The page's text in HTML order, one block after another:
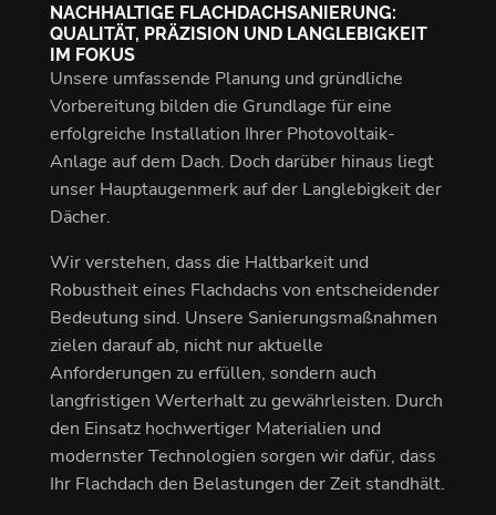
NACHHALTIGE FLACHDACHSANIERUNG:
QUALITÄT, PRÄZISION UND LANGLEBIGKEIT
IM FOKUS
Unsere umfassende Planung und gründliche
Vorbereitung bilden die Grundlage für eine
erfolgreiche Installation Ihrer Photovoltaik-
Anlage auf dem Dach. Doch darüber hinaus liegt
unser Hauptaugenmerk auf der Langlebigkeit der
Dächer.
Wir verstehen, dass die Haltbarkeit und
Robustheit eines Flachdachs von entscheidender
Bedeutung sind. Unsere Sanierungsmaßnahmen
zielen darauf ab, nicht nur aktuelle
Anforderungen zu erfüllen, sondern auch
langfristigen Werterhalt zu gewährleisten. Durch
den Einsatz hochwertiger Materialien und
modernster Technologien sorgen wir dafür, dass
Ihr Flachdach den Belastungen der Zeit standhält.